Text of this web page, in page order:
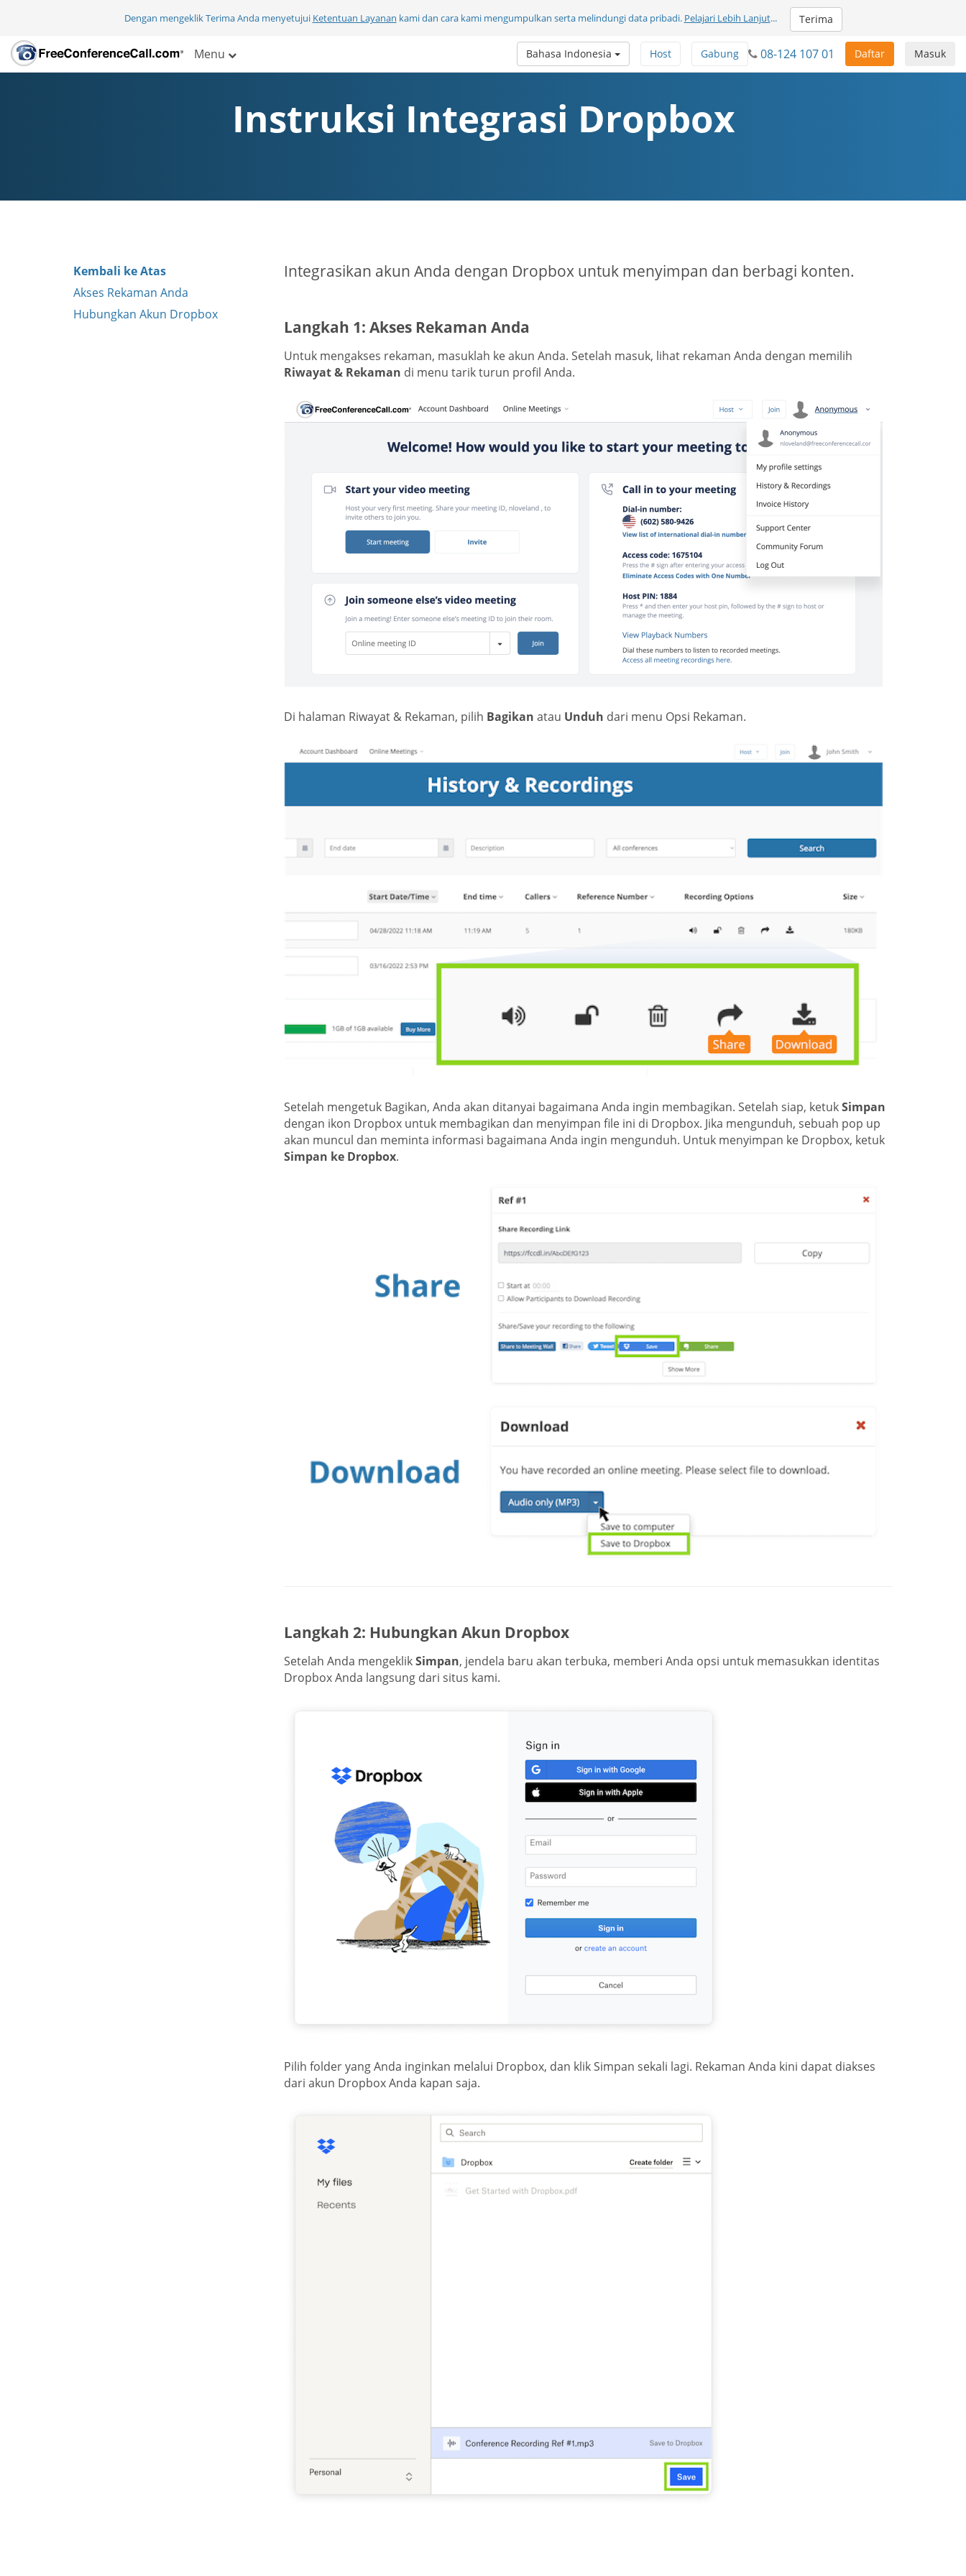
Dengan mengeklik Terima Anda menyetujui Ketentuan Layanan kami dan cara kami mengumpulkan serta melindungi data pribadi. Pelajari Lebih Lanjut... Terima
Menu Masuk
Daftar
08-124 107 01
Gabung
Host
Bahasa Indonesia
Instruksi Integrasi Dropbox
Kembali ke Atas
Akses Rekaman Anda
Hubungkan Akun Dropbox
Integrasikan akun Anda dengan Dropbox untuk menyimpan dan berbagi konten.
Langkah 1: Akses Rekaman Anda
Untuk mengakses rekaman, masuklah ke akun Anda. Setelah masuk, lihat rekaman Anda dengan memilih
Riwayat & Rekaman di menu tarik turun profil Anda.
Di halaman Riwayat & Rekaman, pilih Bagikan atau Unduh dari menu Opsi Rekaman.
Setelah mengetuk Bagikan, Anda akan ditanyai bagaimana Anda ingin membagikan. Setelah siap, ketukSimpan
dengan ikon Dropbox untuk membagikan dan menyimpan file ini di Dropbox. Jika mengunduh, sebuah pop up
akan muncul dan meminta informasi bagaimana Anda ingin mengunduh. Untuk menyimpan ke Dropbox, ketuk
Simpan ke Dropbox.
Langkah 2: Hubungkan Akun Dropbox
Setelah Anda mengeklikSimpan, jendela baru akan terbuka, memberi Anda opsi untuk memasukkan identitas
Dropbox Anda langsung dari situs kami.
Pilih folder yang Anda inginkan melalui Dropbox, dan klik Simpan sekali lagi. Rekaman Anda kini dapat diakses
dari akun Dropbox Anda kapan saja.